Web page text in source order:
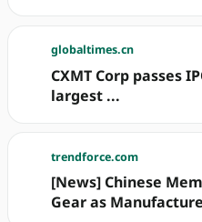
globaltimes.cn
CXMT Corp passes
largest ...
trendforce.com
[News] Chinese
Gear as